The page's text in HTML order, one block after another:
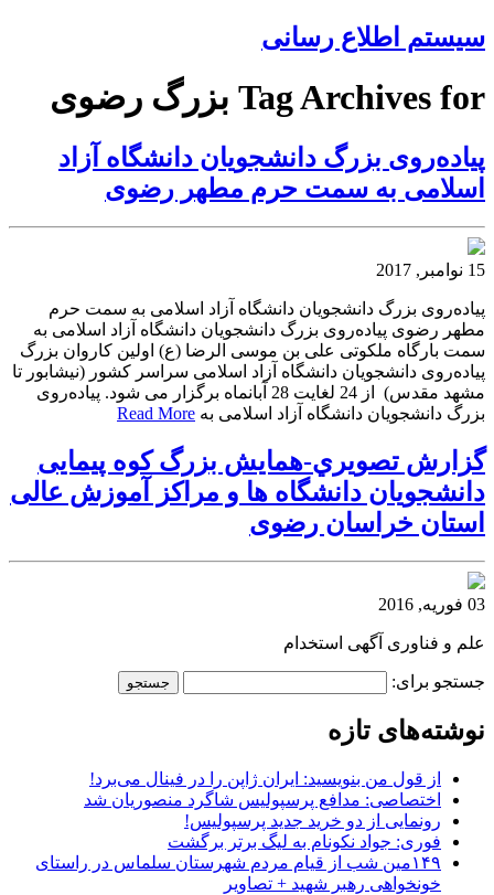
سیستم اطلاع رسانی
Tag Archives for بزرگ رضوی
پیاده‌روی بزرگ دانشجویان دانشگاه آزاد
اسلامی به سمت حرم مطهر رضوی
15 نوامبر, 2017
پیاده‌روی بزرگ دانشجویان دانشگاه آزاد اسلامی به سمت حرم
مطهر رضوی پیاده‌روی بزرگ دانشجویان دانشگاه آزاد اسلامی به
سمت بارگاه ملکوتی علی بن موسی الرضا (ع) اولین کاروان بزرگ
پیاده‌روی دانشجویان دانشگاه آزاد اسلامی سراسر کشور (نیشابور تا
مشهد مقدس) از 24 لغایت 28 آبانماه برگزار می شود. پیاده‌روی
بزرگ دانشجویان دانشگاه آزاد اسلامی به Read More
گزارش تصويري-همایش بزرگ کوه پیمایی
دانشجویان دانشگاه ها و مراکز آموزش عالی
استان خراسان رضوی
03 فوریه, 2016
علم و فناوری آگهی استخدام
جستجو برای:
نوشته‌های تازه
از قول من بنویسید: ایران ژاپن را در فینال می‌برد!
اختصاصی: مدافع پرسپولیس شاگرد منصوریان شد
رونمایی از دو خرید جدید پرسپولیس!
فوری: جواد نکونام به لیگ برتر برگشت
۱۴۹مین شب از قیام مردم شهرستان سلماس در راستای
خونخواهی رهبر شهید + تصاویر